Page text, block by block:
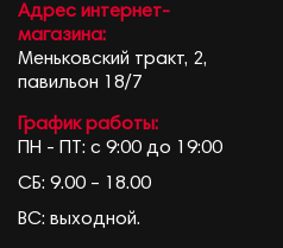
Адрес интернет-
магазина:
Меньковский тракт, 2,
павильон 18/7
График работы:
ПН - ПТ: с 9:00 до 19:00
СБ: 9.00 – 18.00
ВС: выходной.